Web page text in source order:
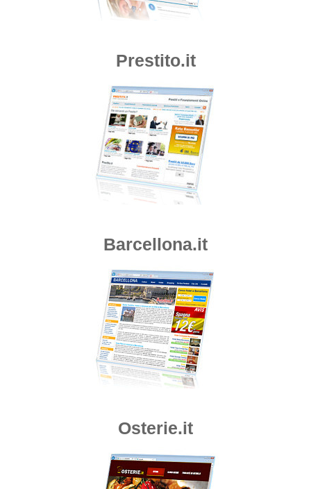
Prestito.it
Barcellona.it
Osterie.it